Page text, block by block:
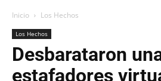
Inicio Los Hechos
Los Hechos
Desbarataron
estafadores